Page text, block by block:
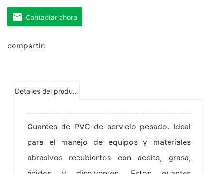
Contactar ahora
compartir:
Detalles del producto
Guantes de PVC de servicio pesado. Ideal
para el manejo de equipos y materiales
abrasivos recubiertos con aceite, grasa,